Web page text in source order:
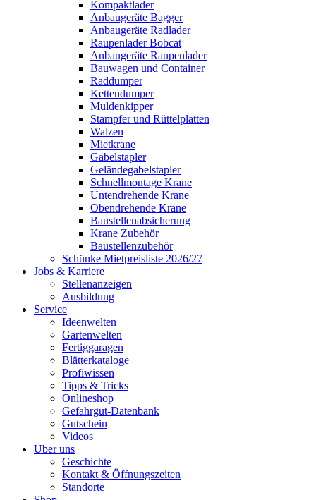
Kompaktlader
Anbaugeräte Bagger
Anbaugeräte Radlader
Raupenlader Bobcat
Anbaugeräte Raupenlader
Bauwagen und Container
Raddumper
Kettendumper
Muldenkipper
Stampfer und Rüttelplatten
Walzen
Mietkrane
Gabelstapler
Geländegabelstapler
Schnellmontage Krane
Untendrehende Krane
Obendrehende Krane
Baustellenabsicherung
Krane Zubehör
Baustellenzubehör
Schünke Mietpreisliste 2026/27
Jobs & Karriere
Stellenanzeigen
Ausbildung
Service
Ideenwelten
Gartenwelten
Fertiggaragen
Blätterkataloge
Profiwissen
Tipps & Tricks
Onlineshop
Gefahrgut-Datenbank
Gutschein
Videos
Über uns
Geschichte
Kontakt & Öffnungszeiten
Standorte